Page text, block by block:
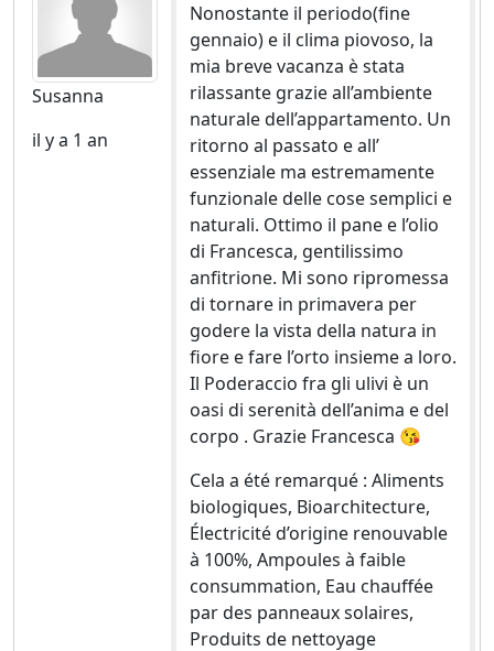
Susanna
il y a 1 an
Nonostante il periodo(fine
gennaio) e il clima piovoso, la
mia breve vacanza è stata
rilassante grazie all’ambiente
naturale dell’appartamento. Un
ritorno al passato e all’
essenziale ma estremamente
funzionale delle cose semplici e
naturali. Ottimo il pane e l’olio
di Francesca, gentilissimo
anfitrione. Mi sono ripromessa
di tornare in primavera per
godere la vista della natura in
fiore e fare l’orto insieme a loro.
Il Poderaccio fra gli ulivi è un
oasi di serenità dell’anima e del
corpo . Grazie Francesca 😘
Cela a été remarqué : Aliments
biologiques, Bioarchitecture,
Électricité d’origine renouvable
à 100%, Ampoules à faible
consummation, Eau chauffée
par des panneaux solaires,
Produits de nettoyage